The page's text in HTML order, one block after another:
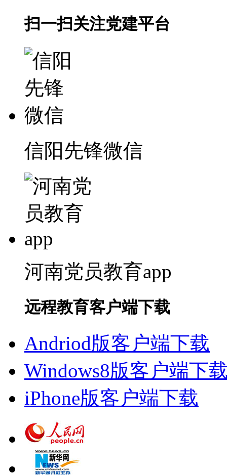
扫一扫关注党建平台
信阳先锋微信
河南党员教育app
远程教育客户端下载
Andriod版客户端下载
Windows8版客户端下
iPhone版客户端下载